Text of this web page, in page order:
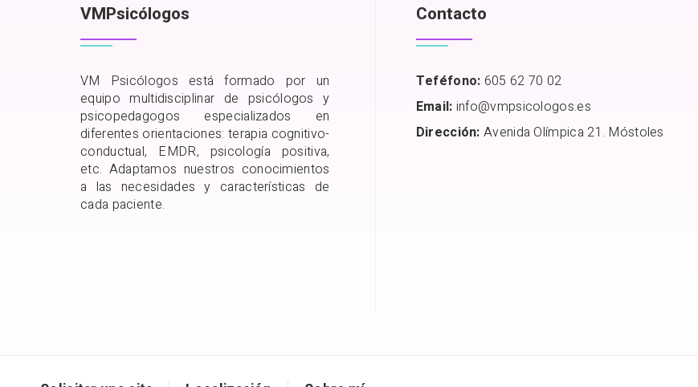
VMPsicólogos
VM Psicólogos está formado por un
equipo multidisciplinar de psicólogos y
psicopedagogos especializados en
diferentes orientaciones: terapia cognitivo-
conductual, EMDR, psicología positiva,
etc. Adaptamos nuestros conocimientos
a las necesidades y características de
cada paciente.
Contacto
Teféfono: 605 62 70 02
Email: info@vmpsicologos.es
Dirección: Avenida Olímpica 21. Móstoles